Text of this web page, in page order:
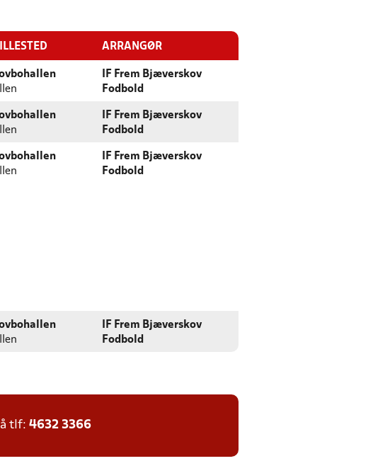
ARRANGØR
IF Frem Bjæverskov
Fodbold
IF Frem Bjæverskov
Fodbold
IF Frem Bjæverskov
Fodbold
IF Frem Bjæverskov
Fodbold
tlf: 4632 3366